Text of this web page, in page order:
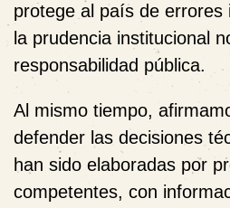
protege al país de errores
la prudencia institucional
responsabilidad pública.
Al mismo tiempo,
defender las decisiones
han sido elaboradas por
competentes, con